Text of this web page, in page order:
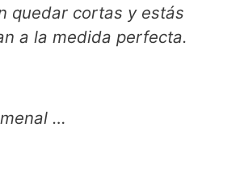
quedar cortas y estás
a la medida perfecta.
…